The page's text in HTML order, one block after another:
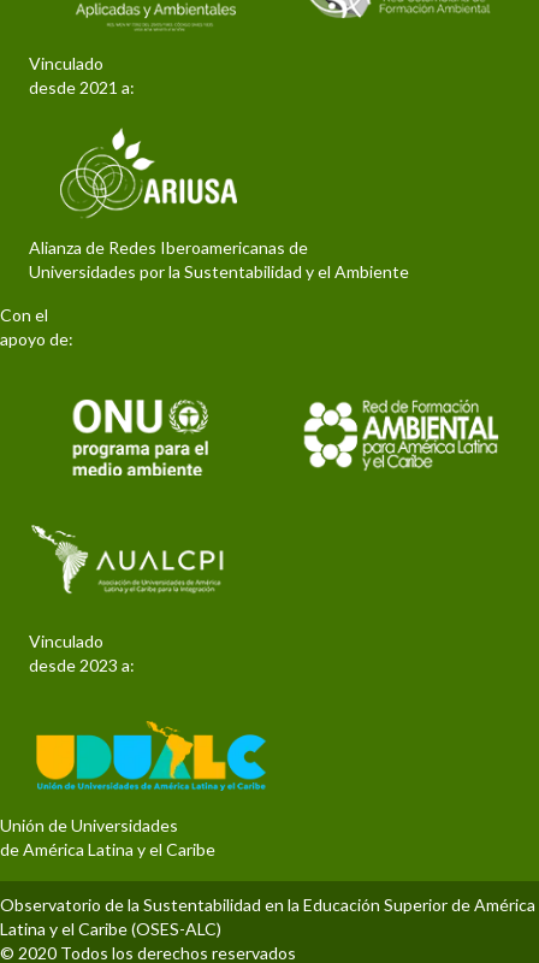
Vinculado
desde 2021 a:
Alianza de Redes Iberoamericanas de
Universidades por la Sustentabilidad y el Ambiente
Con el
apoyo de:
Vinculado
desde 2023 a:
Unión de Universidades
de América Latina y el Caribe
Observatorio de la Sustentabilidad en la Educación Superior de América
Latina y el Caribe (OSES-ALC)
© 2020 Todos los derechos reservados